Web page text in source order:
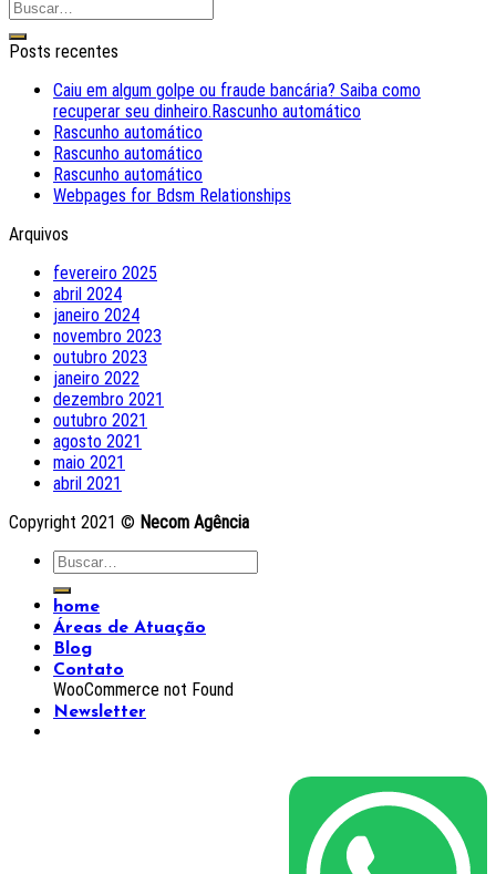
Posts recentes
Caiu em algum golpe ou fraude bancária? Saiba como
recuperar seu dinheiro.Rascunho automático
Rascunho automático
Rascunho automático
Rascunho automático
Webpages for Bdsm Relationships
Arquivos
fevereiro 2025
abril 2024
janeiro 2024
novembro 2023
outubro 2023
janeiro 2022
dezembro 2021
outubro 2021
agosto 2021
maio 2021
abril 2021
Copyright 2021 © Necom Agência
home
Áreas de Atuação
Blog
Contato
WooCommerce not Found
Newsletter